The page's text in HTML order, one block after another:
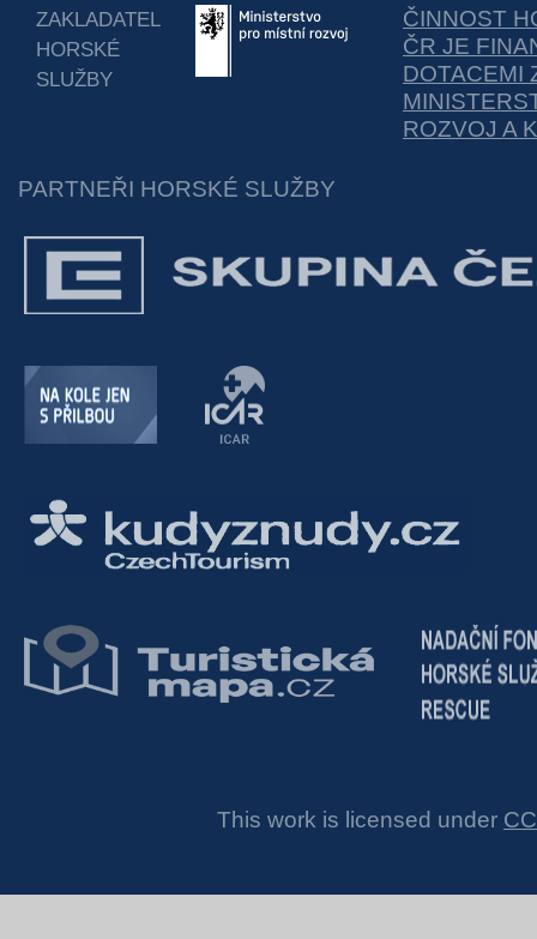
ZAKLADATEL
HORSKÉ
SLUŽBY
ČINNOST
ČR JE
DOTACEMI
ROZVOJ A
PARTNEŘI HORSKÉ SLUŽBY
This work is licensed under